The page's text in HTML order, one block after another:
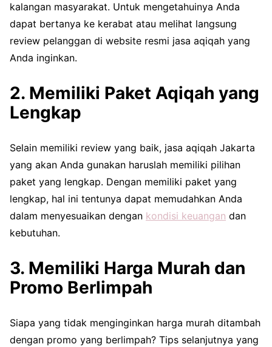
kalangan masyarakat. Untuk mengetahuinya Anda
dapat bertanya ke kerabat atau melihat langsung
review pelanggan di website resmi jasa aqiqah yang
Anda inginkan.
2. Memiliki Paket Aqiqah yang
Lengkap
Selain memiliki review yang baik, jasa aqiqah Jakarta
yang akan Anda gunakan haruslah memiliki pilihan
paket yang lengkap. Dengan memiliki paket yang
lengkap, hal ini tentunya dapat memudahkan Anda
dalam menyesuaikan dengan kondisi keuangan dan
kebutuhan.
3. Memiliki Harga Murah dan
Promo Berlimpah
Siapa yang tidak menginginkan harga murah ditambah
dengan promo yang berlimpah? Tips selanjutnya yang